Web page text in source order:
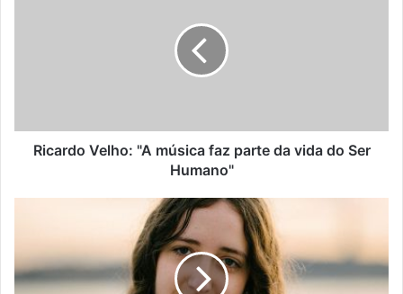
do
Ricardo Velho: "A música faz parte da vida do Ser
Humano"
novo
single